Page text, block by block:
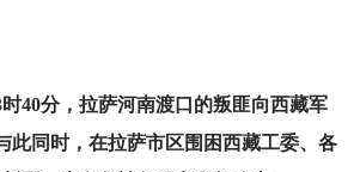
40分，拉萨河南渡口的叛匪向西藏军
此同时，在拉萨市区围困西藏工委、各